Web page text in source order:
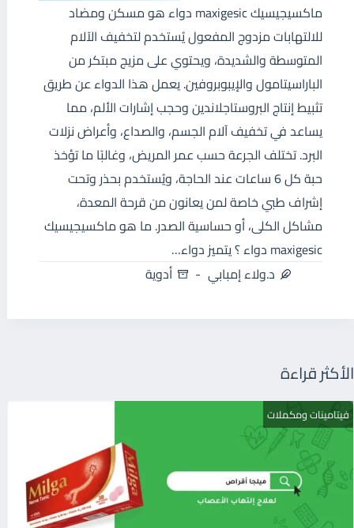
ماكسيجيسيك maxigesic دواء هو مسكن ومضاد
للالتهابات مزدوج المفعول يُستخدم لتخفيف الآلام
المتوسطة والشديدة، ويحتوي على مزيج مبتكر من
الباراسيتامول والإيبوبروفين. يعمل هذا الدواء عن طريق
تثبيط إنتاج البروستاجلاندين وحجب إشارات الألم، مما
يساعد في تخفيف آلام الجسم، والصداع، وأعراض نزلات
البرد. تختلف الجرعة حسب عمر المريض، وغالبًا ما تؤخذ
حبة كل 6 ساعات عند الحاجة، ويُستخدم بحذر وتحت
إشراف طبي خاصة لمن يعانون من قرحة المعدة،
مشاكل الكلى، أو حساسية الصدر. ما هو ماكسيجيسيك
maxigesic دواء ؟ يتميز دواء…
د.ولاء إمبابي
أدوية
الأكثر قراءة
فيتامينات ومكملات